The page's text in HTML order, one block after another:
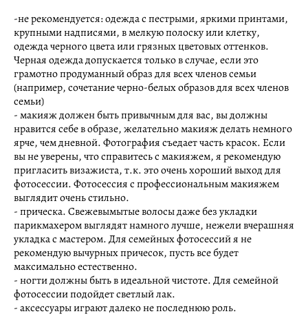
-не рекомендуется: одежда с пестрыми, яркими принтами,
крупными надписями, в мелкую полоску или клетку,
одежда черного цвета или грязных цветовых оттенков.
Черная одежда допускается только в случае, если это
грамотно продуманный образ для всех членов семьи
(например, сочетание черно-белых образов для всех членов
семьи)
- макияж должен быть привычным для вас, вы должны
нравится себе в образе, желательно макияж делать немного
ярче, чем дневной. Фотография съедает часть красок. Если
вы не уверены, что справитесь с макияжем, я рекомендую
пригласить визажиста, т.к. это очень хороший выход для
фотосессии. Фотосессия с профессиональным макияжем
выглядит очень стильно.
- прическа. Свежевымытые волосы даже без укладки
парикмахером выглядят намного лучше, нежели вчерашняя
укладка с мастером. Для семейных фотосессий я не
рекомендую вычурных причесок, пусть все будет
максимально естественно.
- ногти должны быть в идеальной чистоте. Для семейной
фотосессии подойдет светлый лак.
- аксессуары играют далеко не последнюю роль.